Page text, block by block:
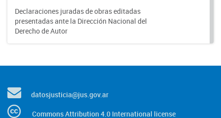
Declaraciones juradas de obras editadas
presentadas ante la Dirección Nacional del
Derecho de Autor
datosjusticia@jus.gov.ar
Commons Attribution 4.0 International license